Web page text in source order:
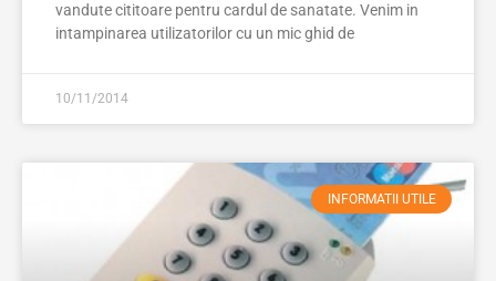
vandute cititoare pentru cardul de sanatate. Venim in
intampinarea utilizatorilor cu un mic ghid de
10/11/2014
INFORMATII UTILE